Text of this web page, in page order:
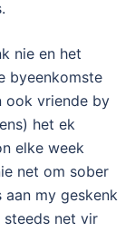
nie en het
byeenkomste
ook vriende by
het ek
elke week
net om sober
my geskenk
steeds net vir